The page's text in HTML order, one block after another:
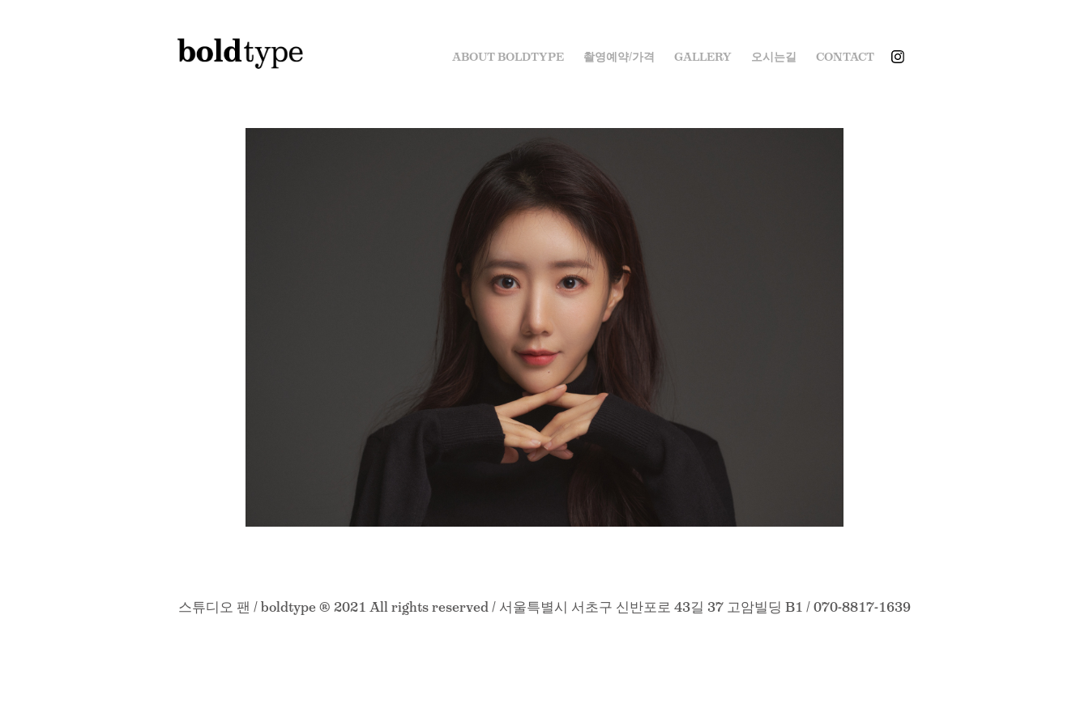
ABOUT BOLDTYPE 촬영예약/가격 GALLERY 오시는길 CONTACT
스튜디오 팬 / boldtype ® 2021 All rights reserved / 서울특별시 서초구 신반포로 43길 37 고암빌딩 B1 / 070-8817-1639